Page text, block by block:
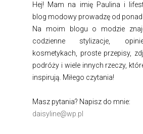
Hej! Mam na imię Paulina i
blog modowy prowadzę od ponad
Na moim blogu o modzie
codzienne stylizacje,
kosmetykach, proste przepisy,
podróży i wiele innych rzeczy,
inspirują. Miłego czytania!
Masz pytania? Napisz do mnie:
daisyline@wp.pl